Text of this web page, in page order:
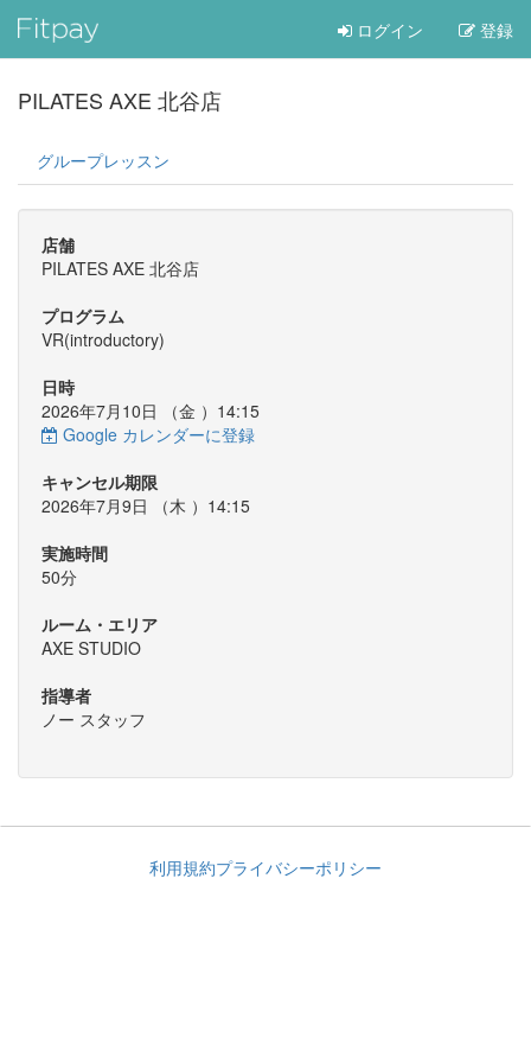
ログイン 登録
PILATES AXE 北谷店
グループレッスン
店舗
PILATES AXE 北谷店
プログラム
VR(introductory)
日時
2026年7月10日 （金 ）14:15
Google カレンダーに登録
キャンセル期限
2026年7月9日 （木 ）14:15
実施時間
50分
ルーム・エリア
AXE STUDIO
指導者
ノー スタッフ
利用規約プライバシーポリシー